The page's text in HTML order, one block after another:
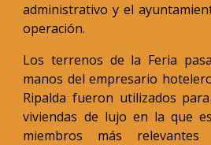
administrativo y el
operación.
Los terrenos de la Feria
manos del empresario
Ripalda fueron utilizados
viviendas de lujo en la que
miembros más